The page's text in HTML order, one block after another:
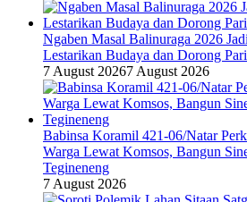
Ngaben Masal Balinuraga 2026
Lestarikan Budaya dan Dorong
7 August 20267 August 2026
Babinsa Koramil 421-06/Natar
Warga Lewat Komsos, Bangun
Tegineneng
7 August 2026